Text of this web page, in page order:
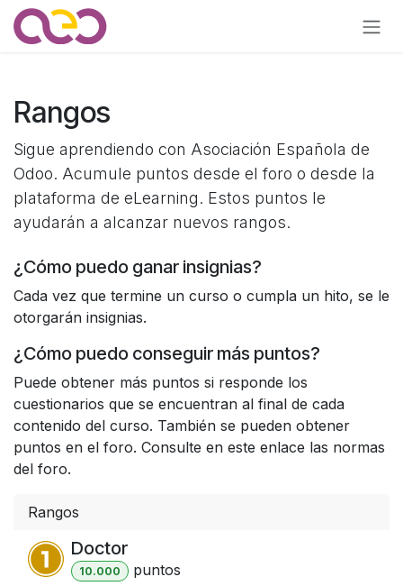
Ir al contenido
Rangos
Sigue aprendiendo con Asociación Española de
Odoo. Acumule puntos desde el foro o desde la
plataforma de eLearning. Estos puntos le
ayudarán a alcanzar nuevos rangos.
¿Cómo puedo ganar insignias?
Cada vez que termine un curso o cumpla un hito, se le
otorgarán insignias.
¿Cómo puedo conseguir más puntos?
Puede obtener más puntos si responde los
cuestionarios que se encuentran al final de cada
contenido del curso. También se pueden obtener
puntos en el foro. Consulte en este enlace las normas
del foro.
Rangos
Doctor
10.000 puntos